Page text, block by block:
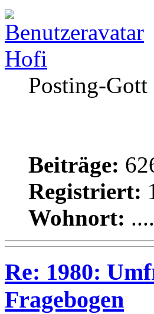
Hofi
Posting-Gott
Beiträge:
Registriert:
Wohnort:
Re: 1980:
Fragebogen